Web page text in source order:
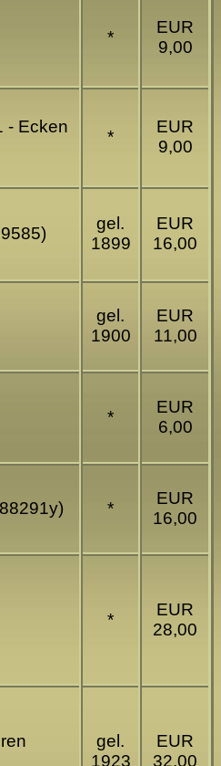
*
EUR
9,00
- Ecken
*
EUR
9,00
gel.
1899
EUR
16,00
gel.
1900
EUR
11,00
*
EUR
6,00
*
EUR
16,00
*
EUR
28,00
gel.
1923
EUR
32,00